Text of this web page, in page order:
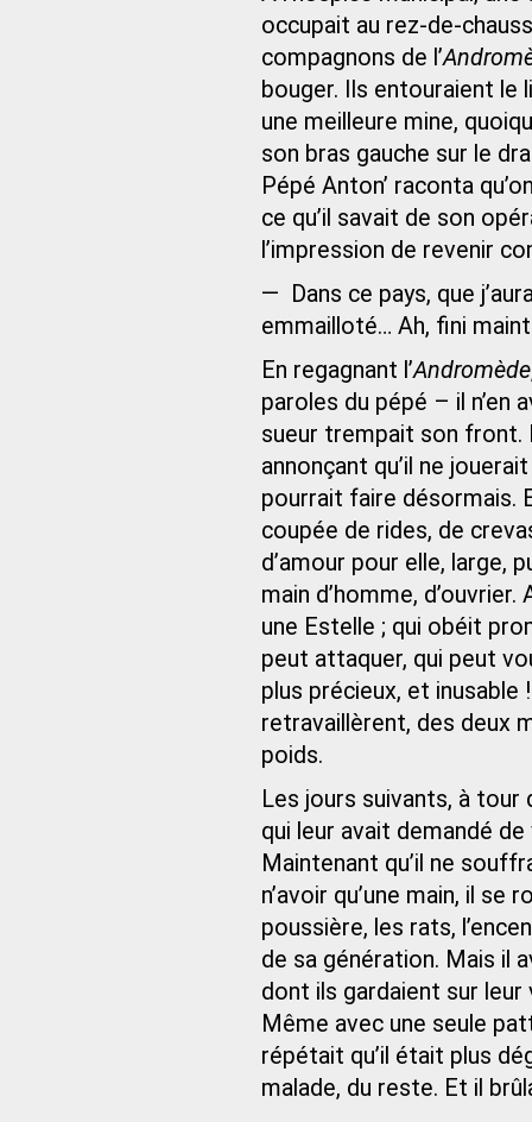
occupait au rez-de-
compagnons de l’
bouger. Ils entouraient le
une meilleure mine,
son bras gauche sur le
Pépé Anton’ raconta
ce qu’il savait de son
l’impression de revenir
— Dans ce pays, que
emmailloté… Ah, fini
En regagnant l’Andromède
paroles du pépé – il n’en
sueur trempait son front.
annonçant qu’il ne
pourrait faire désormais.
coupée de rides, de
d’amour pour elle, large,
main d’homme,
une Estelle ; qui obéit
peut attaquer, qui peut
plus précieux, et inusable
retravaillèrent, des deux
poids.
Les jours suivants, à tour
qui leur avait demandé
Maintenant qu’il ne
n’avoir qu’une main, il
poussière, les rats,
de sa génération. Mais il
dont ils gardaient sur leur
Même avec une seule
répétait qu’il était plus
malade, du reste. Et il